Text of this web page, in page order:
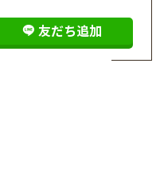
友だち追加